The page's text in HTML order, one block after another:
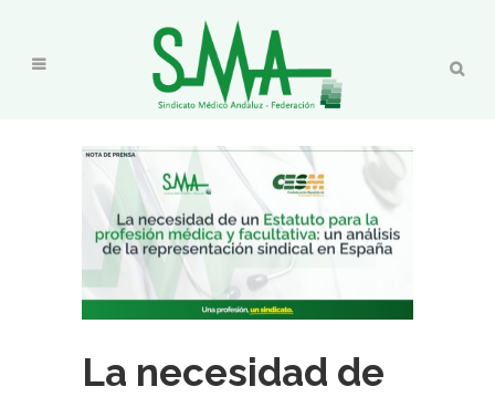
La necesidad de